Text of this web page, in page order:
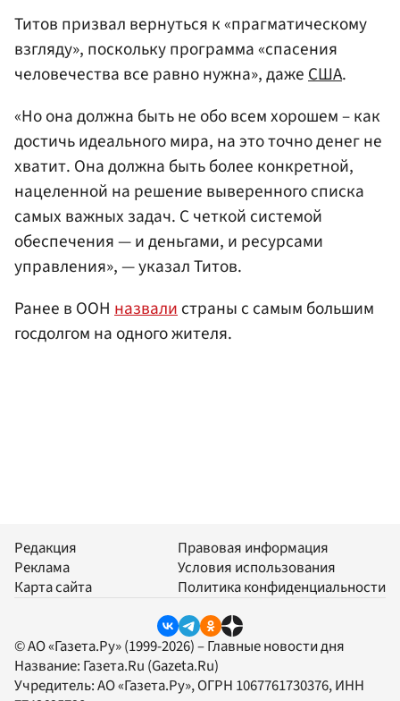
Титов призвал вернуться к «прагматическому
взгляду», поскольку программа «спасения
человечества все равно нужна», дажеСША.
«Но она должна быть не обо всем хорошем – как
достичь идеального мира, на это точно денег не
хватит. Она должна быть более конкретной,
нацеленной на решение выверенного списка
самых важных задач. С четкой системой
обеспечения — и деньгами, и ресурсами
управления», — указал Титов.
Ранее в ООН назвалистраны с самым большим
госдолгом на одного жителя.
Редакция
Реклама
Карта сайта
Правовая информация
Условия использования
Политика конфиденциальности
© АО «Газета.Ру» (1999-2026) – Главные новости дня
Название: Газета.Ru (Gazeta.Ru)
Учредитель:АО «Газета.Ру», ОГРН 1067761730376, ИНН